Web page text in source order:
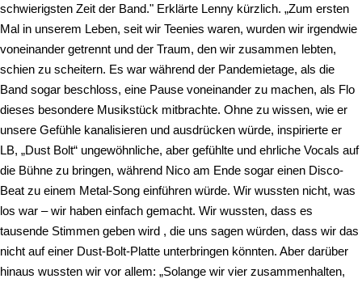
schwierigsten Zeit der Band." Erklärte Lenny kürzlich. „Zum ersten
Mal in unserem Leben, seit wir Teenies waren, wurden wir irgendwie
voneinander getrennt und der Traum, den wir zusammen lebten,
schien zu scheitern. Es war während der Pandemietage, als die
Band sogar beschloss, eine Pause voneinander zu machen, als Flo
dieses besondere Musikstück mitbrachte. Ohne zu wissen, wie er
unsere Gefühle kanalisieren und ausdrücken würde, inspirierte er
LB, „Dust Bolt“ ungewöhnliche, aber gefühlte und ehrliche Vocals auf
die Bühne zu bringen, während Nico am Ende sogar einen Disco-
Beat zu einem Metal-Song einführen würde. Wir wussten nicht, was
los war – wir haben einfach gemacht. Wir wussten, dass es
tausende Stimmen geben wird , die uns sagen würden, dass wir das
nicht auf einer Dust-Bolt-Platte unterbringen könnten. Aber darüber
hinaus wussten wir vor allem: „Solange wir vier zusammenhalten,